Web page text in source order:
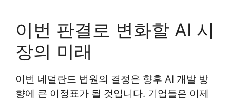
이번 판결로 변화할 AI 시
장의 미래
이번 네덜란드 법원의 결정은 향후 AI 개발 방
향에 큰 이정표가 될 것입니다. 기업들은 이제